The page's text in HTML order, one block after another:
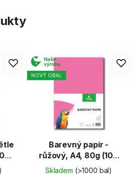
NOVÝ OBAL
Barevný papír -
růžový, A4, 80g (100
listů)
Skladem (>1000 bal)